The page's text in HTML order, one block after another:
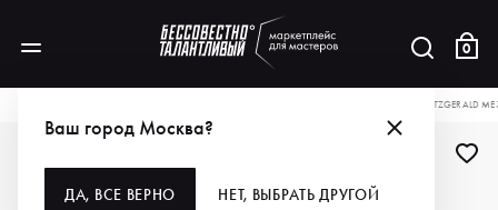
0
Ваш город Москва?
ДА, ВСЕ ВЕРНО НЕТ, ВЫБРАТЬ ДРУГОЙ
CHRISTINA FITZGERALD